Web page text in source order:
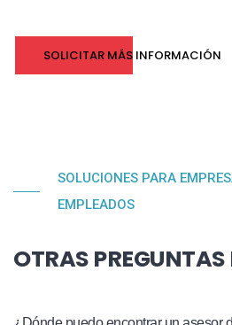
SOLICITAR MÁS INFORMACIÓN
SOLUCIONES PARA
EMPLEADOS
OTRAS PREGUNTAS